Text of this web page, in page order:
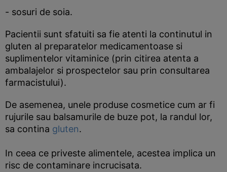
- sosuri de soia.
Pacientii sunt sfatuiti sa fie atenti la continutul in
gluten al preparatelor medicamentoase si
suplimentelor vitaminice (prin citirea atenta a
ambalajelor si prospectelor sau prin consultarea
farmacistului).
De asemenea, unele produse cosmetice cum ar fi
rujurile sau balsamurile de buze pot, la randul lor,
sa contina gluten.
In ceea ce priveste alimentele, acestea implica un
risc de contaminare incrucisata.